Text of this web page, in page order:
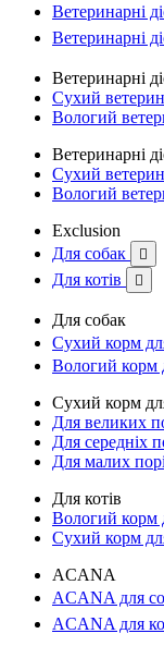
Ветеринарні
Ветеринарні
Ветеринарні
Сухий
Вологий
Ветеринарні
Сухий
Вологий
Exclusion
Для собак

Для котів 
Для собак
Сухий корм
Вологий корм
Сухий корм
Для великих
Для середніх
Для малих
Для котів
Вологий корм
Сухий корм
ACANA
ACANA для
ACANA для